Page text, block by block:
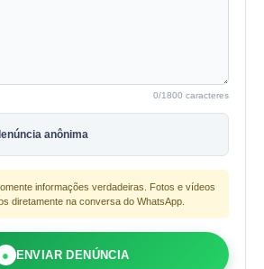
0/1800 caracteres
anônima
informações verdadeiras. Fotos e vídeos
diretamente na conversa do WhatsApp.
● ENVIAR DENÚNCIA